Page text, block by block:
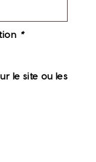
*
le site ou les